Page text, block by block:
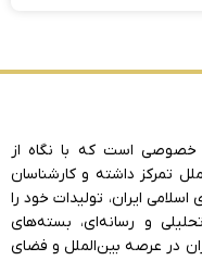
خصوصی است که با نگاه از
تمرکز داشته و کارشناسان
ایران، تولیدات خود را
و رسانه‌ای، بسته‌های
در عرصه بین‌الملل و فضای